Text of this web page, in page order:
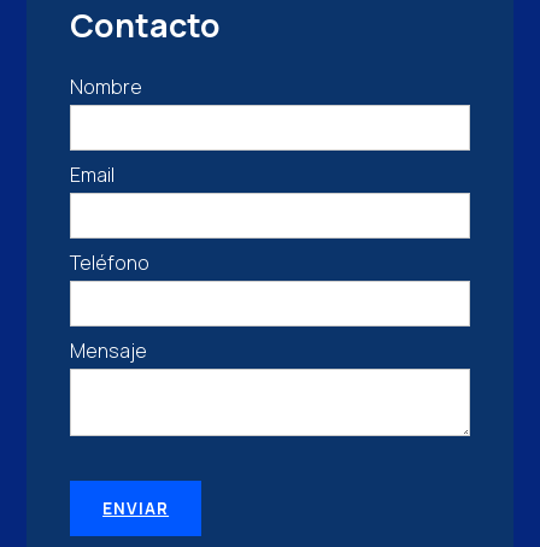
Contacto
Nombre
Email
Teléfono
Mensaje